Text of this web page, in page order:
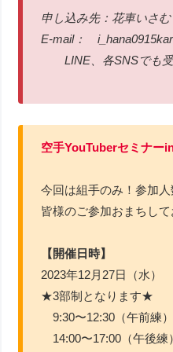
申し込み先：花車いさむ
E-mail：
LINE、各SNSでも受
空手YouTuberセミナー
今回は組手のみ！参加
皆様のご参加おまちして
【開催日時】
2023年12月27日（水）
★3部制となります★
9:30〜12:30（午前練）
14:00〜17:00（午後練）